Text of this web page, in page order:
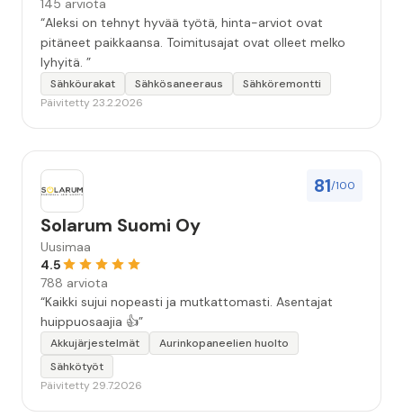
145 arviota
“Aleksi on tehnyt hyvää työtä, hinta-arviot ovat
pitäneet paikkaansa. Toimitusajat ovat olleet melko
lyhyitä. ”
Sähköurakat Sähkösaneeraus
Sähköremontti
Päivitetty 23.2.2026
81/100
Solarum Suomi Oy
Uusimaa
4.5
788 arviota
“Kaikki sujui nopeasti ja mutkattomasti. Asentajat
huippuosaajia 👍”
Akkujärjestelmät
Aurinkopaneelien huolto
Sähkötyöt
Päivitetty 29.7.2026